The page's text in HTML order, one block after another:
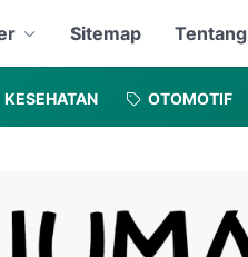
Sitemap Tentang
KESEHATAN OTOMOTIF